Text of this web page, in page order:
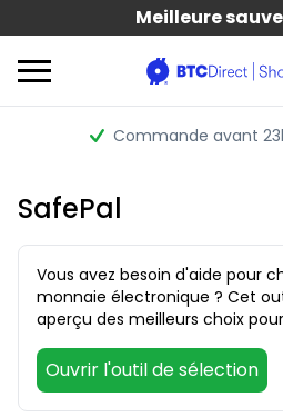
Meilleure
Commande avant
SafePal
Vous avez besoin d'aide pour
monnaie électronique ? Cet
aperçu des meilleurs choix
Ouvrir l'outil de sélection